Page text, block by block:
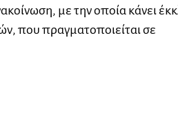
με την οποία κάνει
που πραγματοποιείται σε